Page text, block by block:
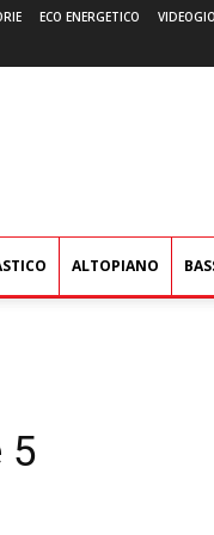
ECO ENERGETICO
ALTOPIANO
5